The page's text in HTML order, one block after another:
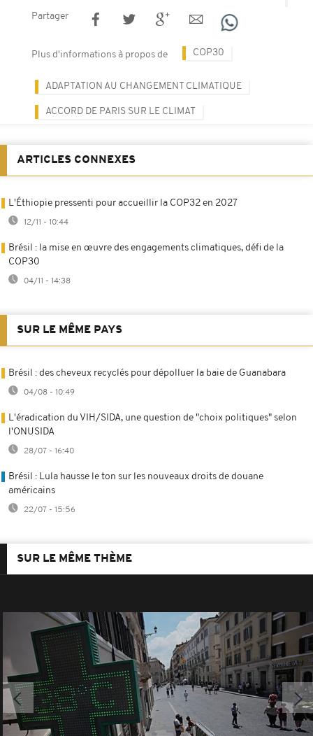
Partager
Plus d'informations à propos de COP30
ADAPTATION AU CHANGEMENT CLIMATIQUE
ACCORD DE PARIS SUR LE CLIMAT
ARTICLES CONNEXES
L'Éthiopie pressenti pour accueillir la COP32 en 2027
12/11 - 10:44
Brésil : la mise en œuvre des engagements climatiques, défi de la
COP30
04/11 - 14:38
SUR LE MÊME PAYS
Brésil : des cheveux recyclés pour dépolluer la baie de Guanabara
04/08 - 10:49
L'éradication du VIH/SIDA, une question de "choix politiques" selon
l'ONUSIDA
28/07 - 16:40
Brésil : Lula hausse le ton sur les nouveaux droits de douane
américains
22/07 - 15:56
SUR LE MÊME THÈME